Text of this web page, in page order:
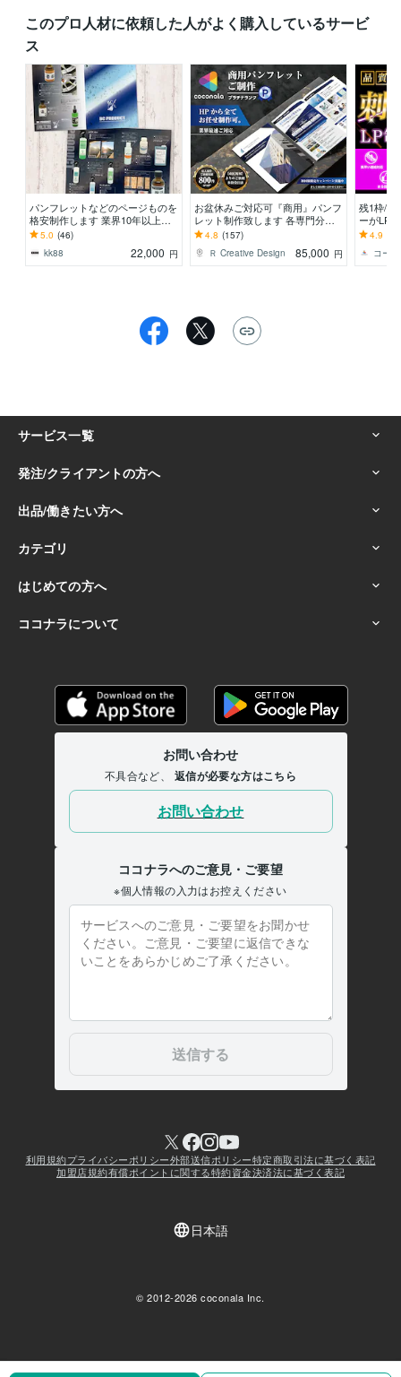
このプロ人材に依頼した人がよく購入しているサービ
ス
パンフレットなどのページものを
格安制作します 業界10年以上の
プロが丁寧に制作！
5.0 (46)
kk88
22,000 円
お盆休みご対応可『商用』パンフ
レット制作致します 各専門分野
の実務歴12年～21年のデザイナ
ーメンバーがご対応
4.8 (157)
Ｒ Creative Design
85,000 円
残1枠/元
ーがLP
WiX/
4.9